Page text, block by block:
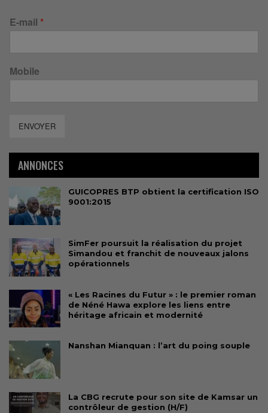
E-mail *
Mobile
ENVOYER
ANNONCES
GUICOPRES BTP obtient la certification ISO
9001:2015
SimFer poursuit la réalisation du projet
Simandou et franchit de nouveaux jalons
opérationnels
« Les Racines du Futur » : le premier roman
de Néné Hawa explore les liens entre
héritage africain et modernité
Nanshan Mianquan : l’art du poing souple
La CBG recrute pour son site de Kamsar un
contrôleur de gestion (H/F)